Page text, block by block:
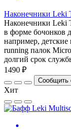
Наконечники Leki
Наконечники Leki
в форме бочонков
например,
running палок
долгий срок
1490 ₽
Сообщить
Хит